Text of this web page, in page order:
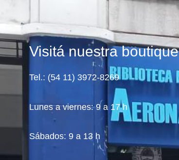
Visitá nuestra boutique
Tel.: (54 11) 3972-8269
Lunes a viernes: 9 a 17 h
Sábados: 9 a 13 h